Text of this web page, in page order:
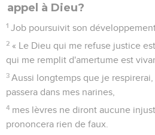
appel à Dieu?
1 Job poursuivit son
2 « Le Dieu qui me refuse justice
qui me remplit d'amertume est
3 Aussi longtemps que je
passera dans mes narines,
4 mes lèvres ne diront aucune
prononcera rien de faux.